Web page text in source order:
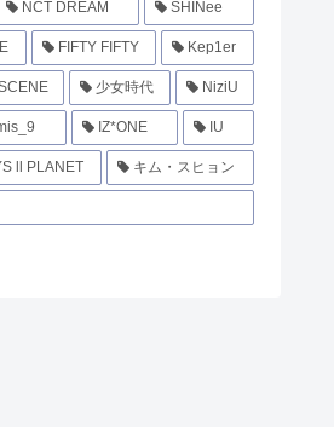
NCT DREAM SHINee
FIFTY FIFTY Kep1er
少女時代 NiziU
IZ*ONE IU
ll PLANET キム・スヒョン